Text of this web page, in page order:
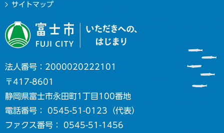
サイトマップ
法人番号：2000020222101
〒417-8601
静岡県富士市永田町1丁目100番地
電話番号： 0545-51-0123（代表）
ファクス番号： 0545-51-1456